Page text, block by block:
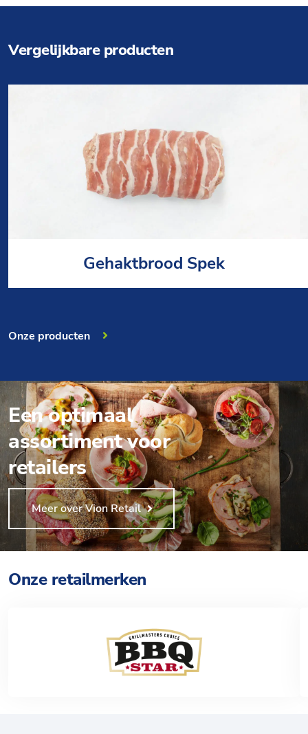
Vergelijkbare producten
Gehaktbrood Spek
Onze producten
Een optimaal
assortiment voor
retailers
Meer over Vion Retail
Onze retailmerken